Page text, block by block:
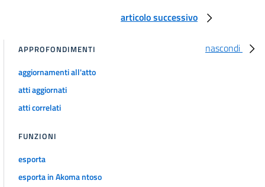
17
Allegati
Allegato I
Allegato I
Tabella 1
articolo successivo
nascondi
APPROFONDIMENTI
aggiornamenti all'atto
atti aggiornati
atti correlati
FUNZIONI
esporta
esporta in Akoma ntoso